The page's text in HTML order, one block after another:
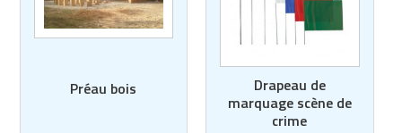
Préau bois
Drapeau de
marquage scène de
crime